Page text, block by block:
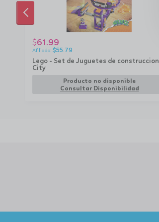
Lego - Set de Juguetes de construccion
City
$61.99
$55.79
Producto no disponible
Consultar Disponibilidad
ANTERIOR